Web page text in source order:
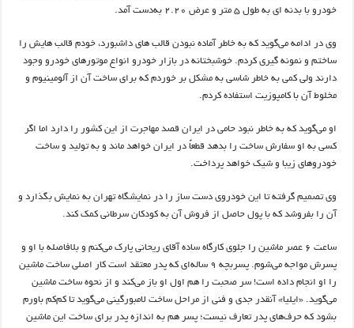
خودرو بابدنه ای به طول5 متر و عرض 2.20 به‌دست آمد.
وی در ادامهمی‌گوید کهبه خاطر آماده نبودن قالب های داشبورد، خودم قالب هایش را
ساختم ونمونه گیری کردم. خوشبختانه در بازار خودرو انواع موتورهای خودرو وجود
دارند ولی کمیبه خاطر شاسی به مشکلبر خوردم که برای ساخت آن از آلومینیوم و
مخلوط آن با کامپوزیت استفاده کردم.
اومی‌گوید کهبه خاطر نبود حامی در ایران قصد مهاجرت از این کشور را دارد اما اگر
کسی به او سفارش ساخت را بدهد قطعاً در ایران خواهد ماند و به تولید و ساخت
خودروهای زیبا و شیک خواهد پرداخت.
وی تصمیم گرفته تا این خودرویدست ساز را در نمایشگاه تهران به نمایش بگذارد و
آن را بفروشد که با پول حاصل از فروش آن به کودکان سرطانی کمک کند.
ساعت ۶ عصر ماشین را جلوی کارگاه ساده آقای ریحانی پارک می‌کنم و بلافاصله با او و
پسرش مواجه می‌شوم. پسربچه ۹ ساله‌ای که پدر معتقد است کار اصلی ساخت ماشین
را او انجام داده است! سر صحبت را هم اول او باز می‌کند و از نحوه ساخت ماشین
می‌گوید. «ایلیا» آنقدر جدی و فنی از مراحل ساخت لامبورگینی می‌گوید تا کم‌کم باورم
بشود که حرف‌های پدر تعارف نیست؛ پسر هم به اندازه پدر برای ساخت این ماشین